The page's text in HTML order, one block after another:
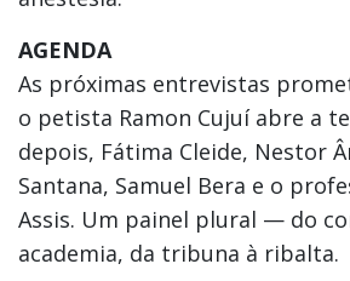
AGENDA
As próximas entrevistas
o petista Ramon Cujuí abre a
depois, Fátima Cleide, Nestor
Santana, Samuel Bera e o
Assis. Um painel plural — do
academia, da tribuna à ribalta.